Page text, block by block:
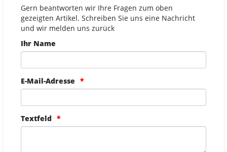
Gern beantworten wir Ihre Fragen zum oben
gezeigten Artikel. Schreiben Sie uns eine Nachricht
und wir melden uns zurück
Ihr Name
E-Mail-Adresse
Textfeld